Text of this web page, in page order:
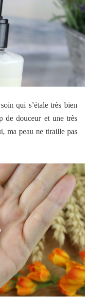
qui s’étale très bien
de douceur et une très
ma peau ne tiraille pas